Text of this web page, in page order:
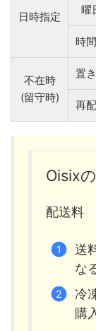
日時指定
曜
時
不在時
(留守時)
置
再
Oisix
配送
送
な
冷
購